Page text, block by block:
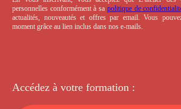
personnelles conformément à sa politique de
actualités, nouveautés et offres par email. Vous
moment grâce au lien inclus dans nos e-mails.
Accédez à votre formation :